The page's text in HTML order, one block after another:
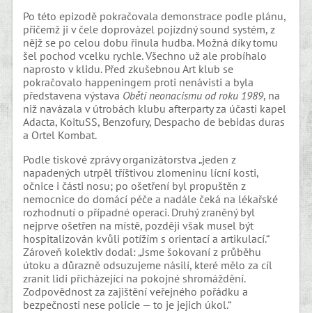
Po této epizodě pokračovala demonstrace podle plánu,
přičemž ji v čele doprovázel pojízdný sound systém, z
nějž se po celou dobu řinula hudba. Možná díky tomu
šel pochod vcelku rychle. Všechno už ale probíhalo
naprosto v klidu. Před zkušebnou Art klub se
pokračovalo happeningem proti nenávistia byla
představena výstava Oběti neonacismu od roku 1989, na
niž navázala v útrobách klubu afterparty za účasti kapel
Adacta, KoituSS, Benzofury, Despacho de bebidas duras
a Ortel Kombat.
Podle tiskové zprávy organizátorstva „jeden z
napadených utrpěl tříštivou zlomeninu lícní kosti,
očnice i části nosu; po ošetření byl propuštěn z
nemocnice do domácí péče a nadále čeká na lékařské
rozhodnutí o případné operaci. Druhý zraněný byl
nejprve ošetřen na místě, později však musel být
hospitalizován kvůli potížím s orientací a artikulací.“
Zároveň kolektiv dodal: „Jsme šokovaní z průběhu
útoku a důrazně odsuzujeme násilí, které mělo za cíl
zranit lidi přicházející na pokojné shromáždění.
Zodpovědnost za zajištění veřejného pořádku a
bezpečnosti nese policie — to je jejich úkol.“